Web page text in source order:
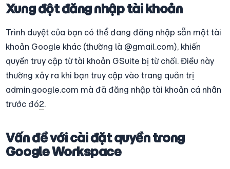
Xung đột đăng nhập tài khoản
Trình duyệt của bạn có thể đang đăng nhập sẵn một tài
khoản Google khác (thường là @gmail.com), khiến
quyền truy cập từ tài khoản GSuite bị từ chối. Điều này
thường xảy ra khi bạn truy cập vào trang quản trị
admin.google.com mà đã đăng nhập tài khoản cá nhân
trước đó2.
Vấn đề với cài đặt quyền trong
Google Workspace